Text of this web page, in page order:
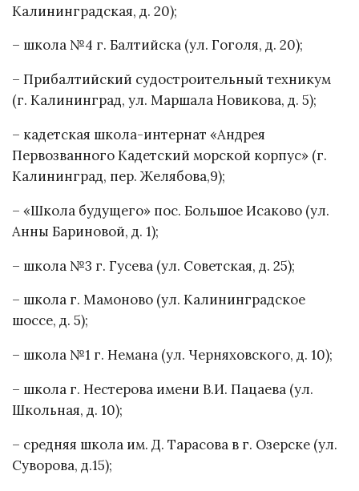
Калининградская, д. 20);
– школа №4 г. Балтийска (ул. Гоголя, д. 20);
– Прибалтийский судостроительный техникум
(г. Калининград, ул. Маршала Новикова, д. 5);
– кадетская школа-интернат «Андрея
Первозванного Кадетский морской корпус» (г.
Калининград, пер. Желябова,9);
– «Школа будущего» пос. Большое Исаково (ул.
Анны Бариновой, д. 1);
– школа №3 г. Гусева (ул. Советская, д. 25);
– школа г. Мамоново (ул. Калининградское
шоссе, д. 5);
– школа №1 г. Немана (ул. Черняховского, д. 10);
– школа г. Нестерова имени В.И. Пацаева (ул.
Школьная, д. 10);
– средняя школа им. Д. Тарасова в г. Озерске (ул.
Суворова, д.15);